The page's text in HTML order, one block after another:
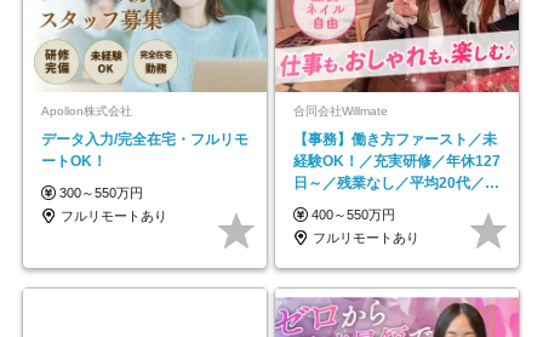
Apollon株式会社
データ入力/完全在宅・フルリモ
ートOK！
300～550万円
フルリモートあり
合同会社Willmate
【事務】働き方ファースト／未
経験OK！／充実研修／年休127
日～／残業なし／平均20代／リ
モートOK
400～550万円
フルリモートあり